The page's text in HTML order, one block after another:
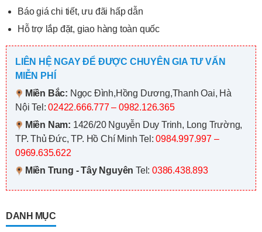
Báo giá chi tiết, ưu đãi hấp dẫn
Hỗ trợ lắp đặt, giao hàng toàn quốc
LIÊN HỆ NGAY ĐỂ ĐƯỢC CHUYÊN GIA TƯ VẤN
MIỄN PHÍ
Miền Bắc: Ngọc Đình,Hồng Dương,Thanh Oai, Hà
Nội Tel:02422.666.777 – 0982.126.365
Miền Nam: 1426/20 Nguyễn Duy Trinh, Long Trường,
TP. Thủ Đức, TP. Hồ Chí Minh Tel:0984.997.997 –
0969.635.622
Miền Trung - Tây Nguyên Tel:0386.438.893
DANH MỤC